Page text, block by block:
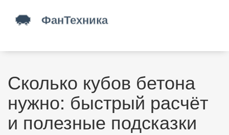
Сколько кубов бетона
нужно: быстрый расчёт
и полезные подсказки